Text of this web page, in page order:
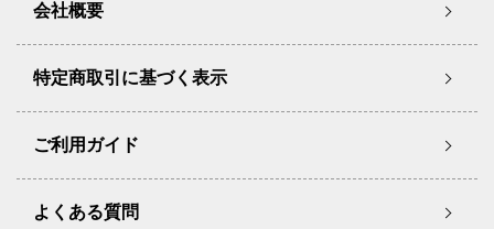
会社概要
特定商取引に基づく表示
ご利用ガイド
よくある質問